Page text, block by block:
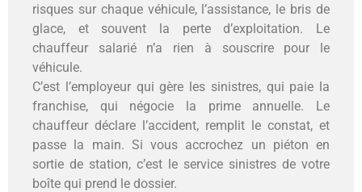
risques sur chaque véhicule, l’assistance, le bris de
glace, et souvent la perte d’exploitation. Le
chauffeur salarié n’a rien à souscrire pour le
véhicule.
C’est l’employeur qui gère les sinistres, qui paie la
franchise, qui négocie la prime annuelle. Le
chauffeur déclare l’accident, remplit le constat, et
passe la main. Si vous accrochez un piéton en
sortie de station, c’est le service sinistres de votre
boîte qui prend le dossier.